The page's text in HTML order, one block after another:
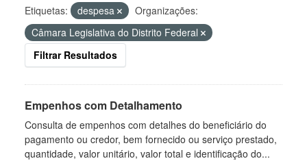
Etiquetas:
despesa
Organizações:
Câmara Legislativa do Distrito Federal
Filtrar Resultados
Empenhos com Detalhamento
Consulta de empenhos com detalhes do beneficiário do
pagamento ou credor, bem fornecido ou serviço prestado,
quantidade, valor unitário, valor total e identificação do...